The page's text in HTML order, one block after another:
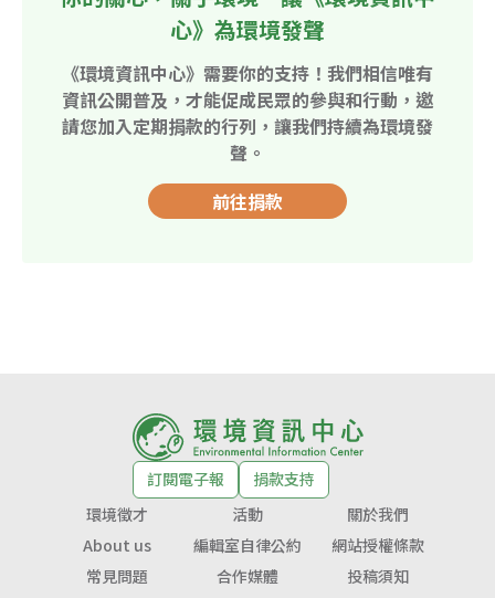
心》為環境發聲
《環境資訊中心》需要你的支持！我們相信唯有
資訊公開普及，才能促成民眾的參與和行動，邀
請您加入定期捐款的行列，讓我們持續為環境發
聲。
前往捐款
訂閱電子報
捐款支持
環境徵才
活動
關於我們
About us
編輯室自律公約
網站授權條款
常見問題
合作媒體
投稿須知